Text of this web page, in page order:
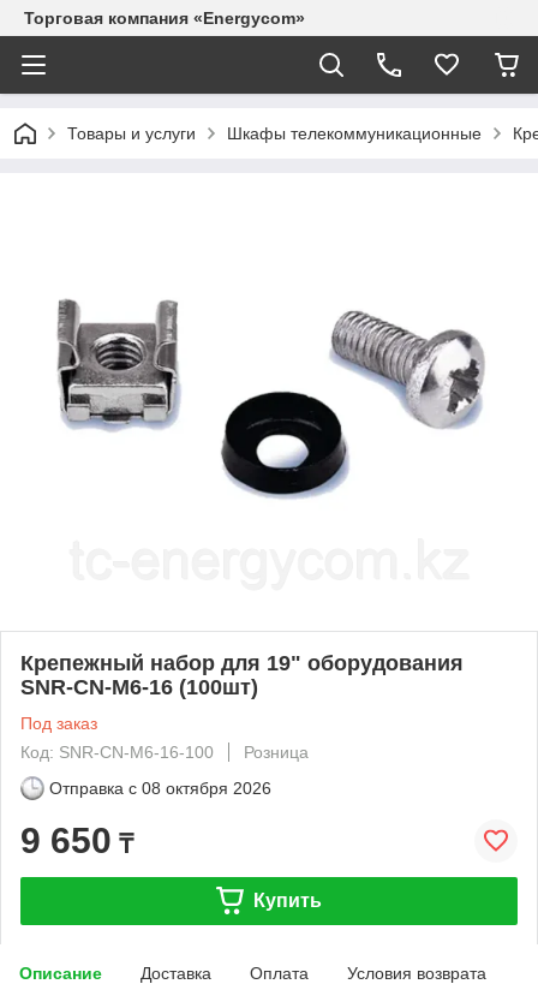
Торговая компания «Energycom»
Товары и услуги Шкафы телекоммуникационные
Крепежный набор для 19" оборудования
SNR-CN-M6-16 (100шт)
Под заказ
Код: SNR-CN-M6-16-100
Розница
Отправка с 08 октября 2026
9 650 ₸
Купить
Описание Доставка Оплата Условия возврата